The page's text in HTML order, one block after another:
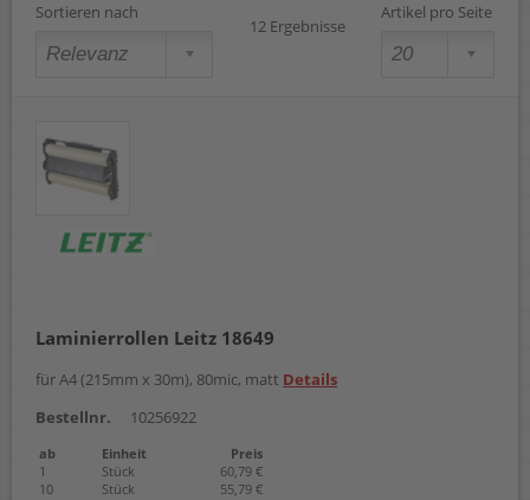
Sortieren nach
12 Ergebnisse
Artikel pro Seite
Laminierrollen Leitz 18649
für A4 (215mm x 30m), 80mic, matt Details
Bestellnr.
10256922
ab Einheit
Preis
1
Stück
60,79 €
10
Stück 55,79 €